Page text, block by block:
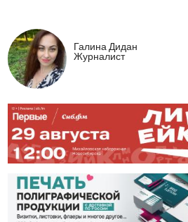
Галина Дидан
Журналист